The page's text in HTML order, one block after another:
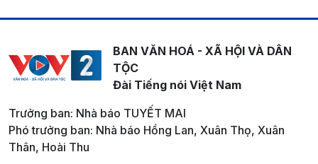
BAN VĂN HOÁ - XÃ HỘI VÀ DÂN
TỘC
Đài Tiếng nói Việt Nam
Trưởng ban: Nhà báo TUYẾT MAI
Phó trưởng ban: Nhà báo Hồng Lan, Xuân Thọ, Xuân
Thân, Hoài Thu